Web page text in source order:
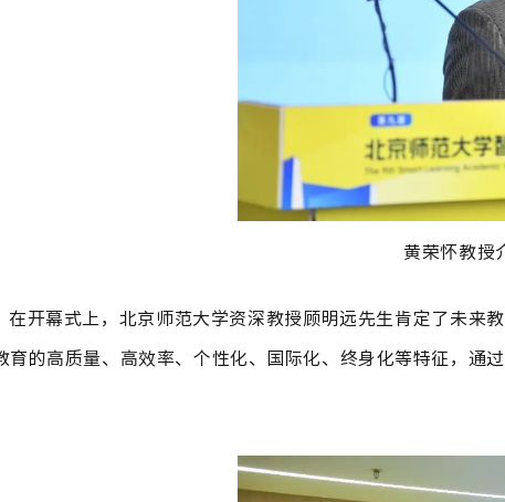
黄荣怀教
在开幕式上，北京师范大学资深教授顾明远先生肯定了未来
育的高质量、高效率、个性化、国际化、终身化等特征，通